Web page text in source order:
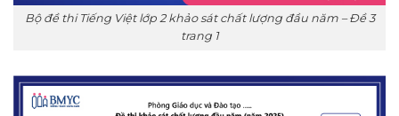
Bộ đề thi Tiếng Việt lớp 2 khảo sát chất lượng đầu năm – Đề 3
trang 1